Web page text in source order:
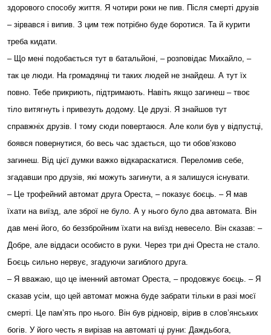
здорового способу життя. Я чотири роки не пив. Після смерті друзів
– зірвався і випив. З цим теж потрібно буде боротися. Та й курити
треба кидати.
– Що мені подобається тут в батальйоні, – розповідає Михайло, –
так це люди. На громадянці ти таких людей не знайдеш. А тут їх
повно. Тебе прикриють, підтримають. Навіть якщо загинеш – твоє
тіло витягнуть і привезуть додому. Це друзі. Я знайшов тут
справжніх друзів. І тому сюди повертаюся. Але коли був у відпустці,
боявся повернутися, бо весь час здається, що ти обов’язково
загинеш. Від цієї думки важко відкараскатися. Переломив себе,
згадавши про друзів, які можуть загинути, а я залишуся існувати.
– Це трофейний автомат друга Ореста, – показує боєць. – Я мав
їхати на виїзд, але зброї не було. А у нього було два автомата. Він
дав мені його, бо беззбройним їхати на виїзд невесело. Він сказав: –
Добре, але віддаси особисто в руки. Через три дні Ореста не стало.
Боєць сильно нервує, згадуючи загиблого друга.
– Я вважаю, що це іменний автомат Ореста, – продовжує боєць. – Я
сказав усім, що цей автомат можна буде забрати тільки в разі моєї
смерті. Це пам’ять про нього. Він був рідновір, вірив в слов’янських
богів. У його честь я вирізав на автоматі ці руни: Даждьбога,